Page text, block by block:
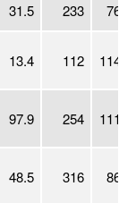
31.5 233
76.4
13.4 112 114.3
97.9 254 111.8
48.5 316 86.1